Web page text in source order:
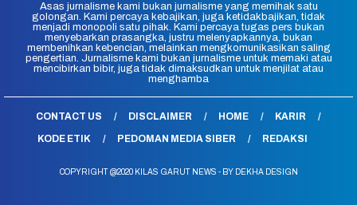
Asas jurnalisme kami bukan jurnalisme yang memihak satu
golongan. Kami percaya kebajikan, juga ketidakbajikan, tidak
menjadi monopoli satu pihak. Kami percaya tugas pers bukan
menyebarkan prasangka, justru melenyapkannya, bukan
membenihkan kebencian, melainkan mengkomunikasikan saling
pengertian. Jurnalisme kami bukan jurnalisme untuk memaki atau
mencibirkan bibir, juga tidak dimaksudkan untuk menjilat atau
menghamba
CONTACT US DISCLAIMER HOME
KARIR
KODE ETIK
PEDOMAN MEDIA SIBER REDAKSI
COPYRIGHT @2020 KILAS GARUT NEWS - BY DEKHA DESIGN